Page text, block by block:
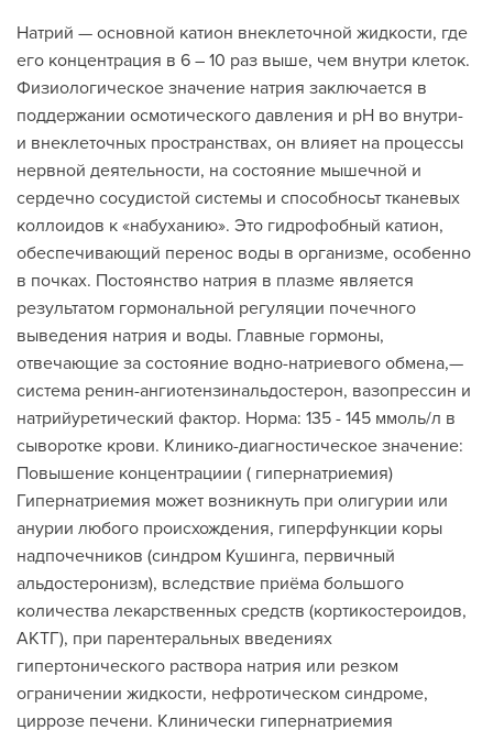
Натрий — основной катион внеклеточной жидкости, где
его концентрация в 6 – 10 раз выше, чем внутри клеток.
Физиологическое значение натрия заключается в
поддержании осмотического давления и рН во внутри-
и внеклеточных пространствах, он влияет на процессы
нервной деятельности, на состояние мышечной и
сердечно сосудистой системы и способносьт тканевых
коллоидов к «набуханию». Это гидрофобный катион,
обеспечивающий перенос воды в организме, особенно
в почках. Постоянство натрия в плазме является
результатом гормональной регуляции почечного
выведения натрия и воды. Главные гормоны,
отвечающие за состояние водно-натриевого обмена,—
система ренин-ангиотензинальдостерон, вазопрессин и
натрийуретический фактор. Норма: 135 - 145 ммоль/л в
сыворотке крови. Клинико-диагностическое значение:
Повышение концентрациии ( гипернатриемия)
Гипернатриемия может возникнуть при олигурии или
анурии любого происхождения, гиперфункции коры
надпочечников (синдром Кушинга, первичный
альдостеронизм), вследствие приёма большого
количества лекарственных средств (кортикостероидов,
АКТГ), при парентеральных введениях
гипертонического раствора натрия или резком
ограничении жидкости, нефротическом синдроме,
циррозе печени. Клинически гипернатриемия